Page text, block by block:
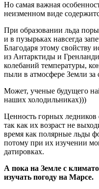
Но самая важная
неизменном виде
При образовании льда
и в пузырьках навсегда
Благодаря этому свойству
из Антарктиды и
колебаний температуры,
пыли в атмосфере Земли
Может, ученые будущего
наших холодильниках)))
Ценность горных
так как их возраст не
время как полярные льды
потому при их изучении
датировках.
А пока на Земле с
изучать погоду на Марсе.